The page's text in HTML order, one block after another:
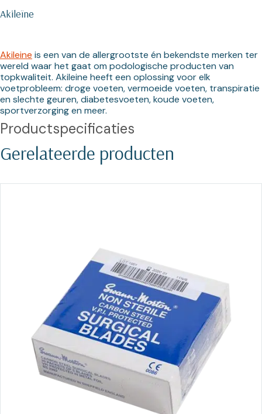
Akileïne
Akileine is een van de allergrootste én bekendste merken ter
wereld waar het gaat om podologische producten van
topkwaliteit. Akileine heeft een oplossing voor elk
voetprobleem: droge voeten, vermoeide voeten, transpiratie
en slechte geuren, diabetesvoeten, koude voeten,
sportverzorging en meer.
Productspecificaties
Gerelateerde producten